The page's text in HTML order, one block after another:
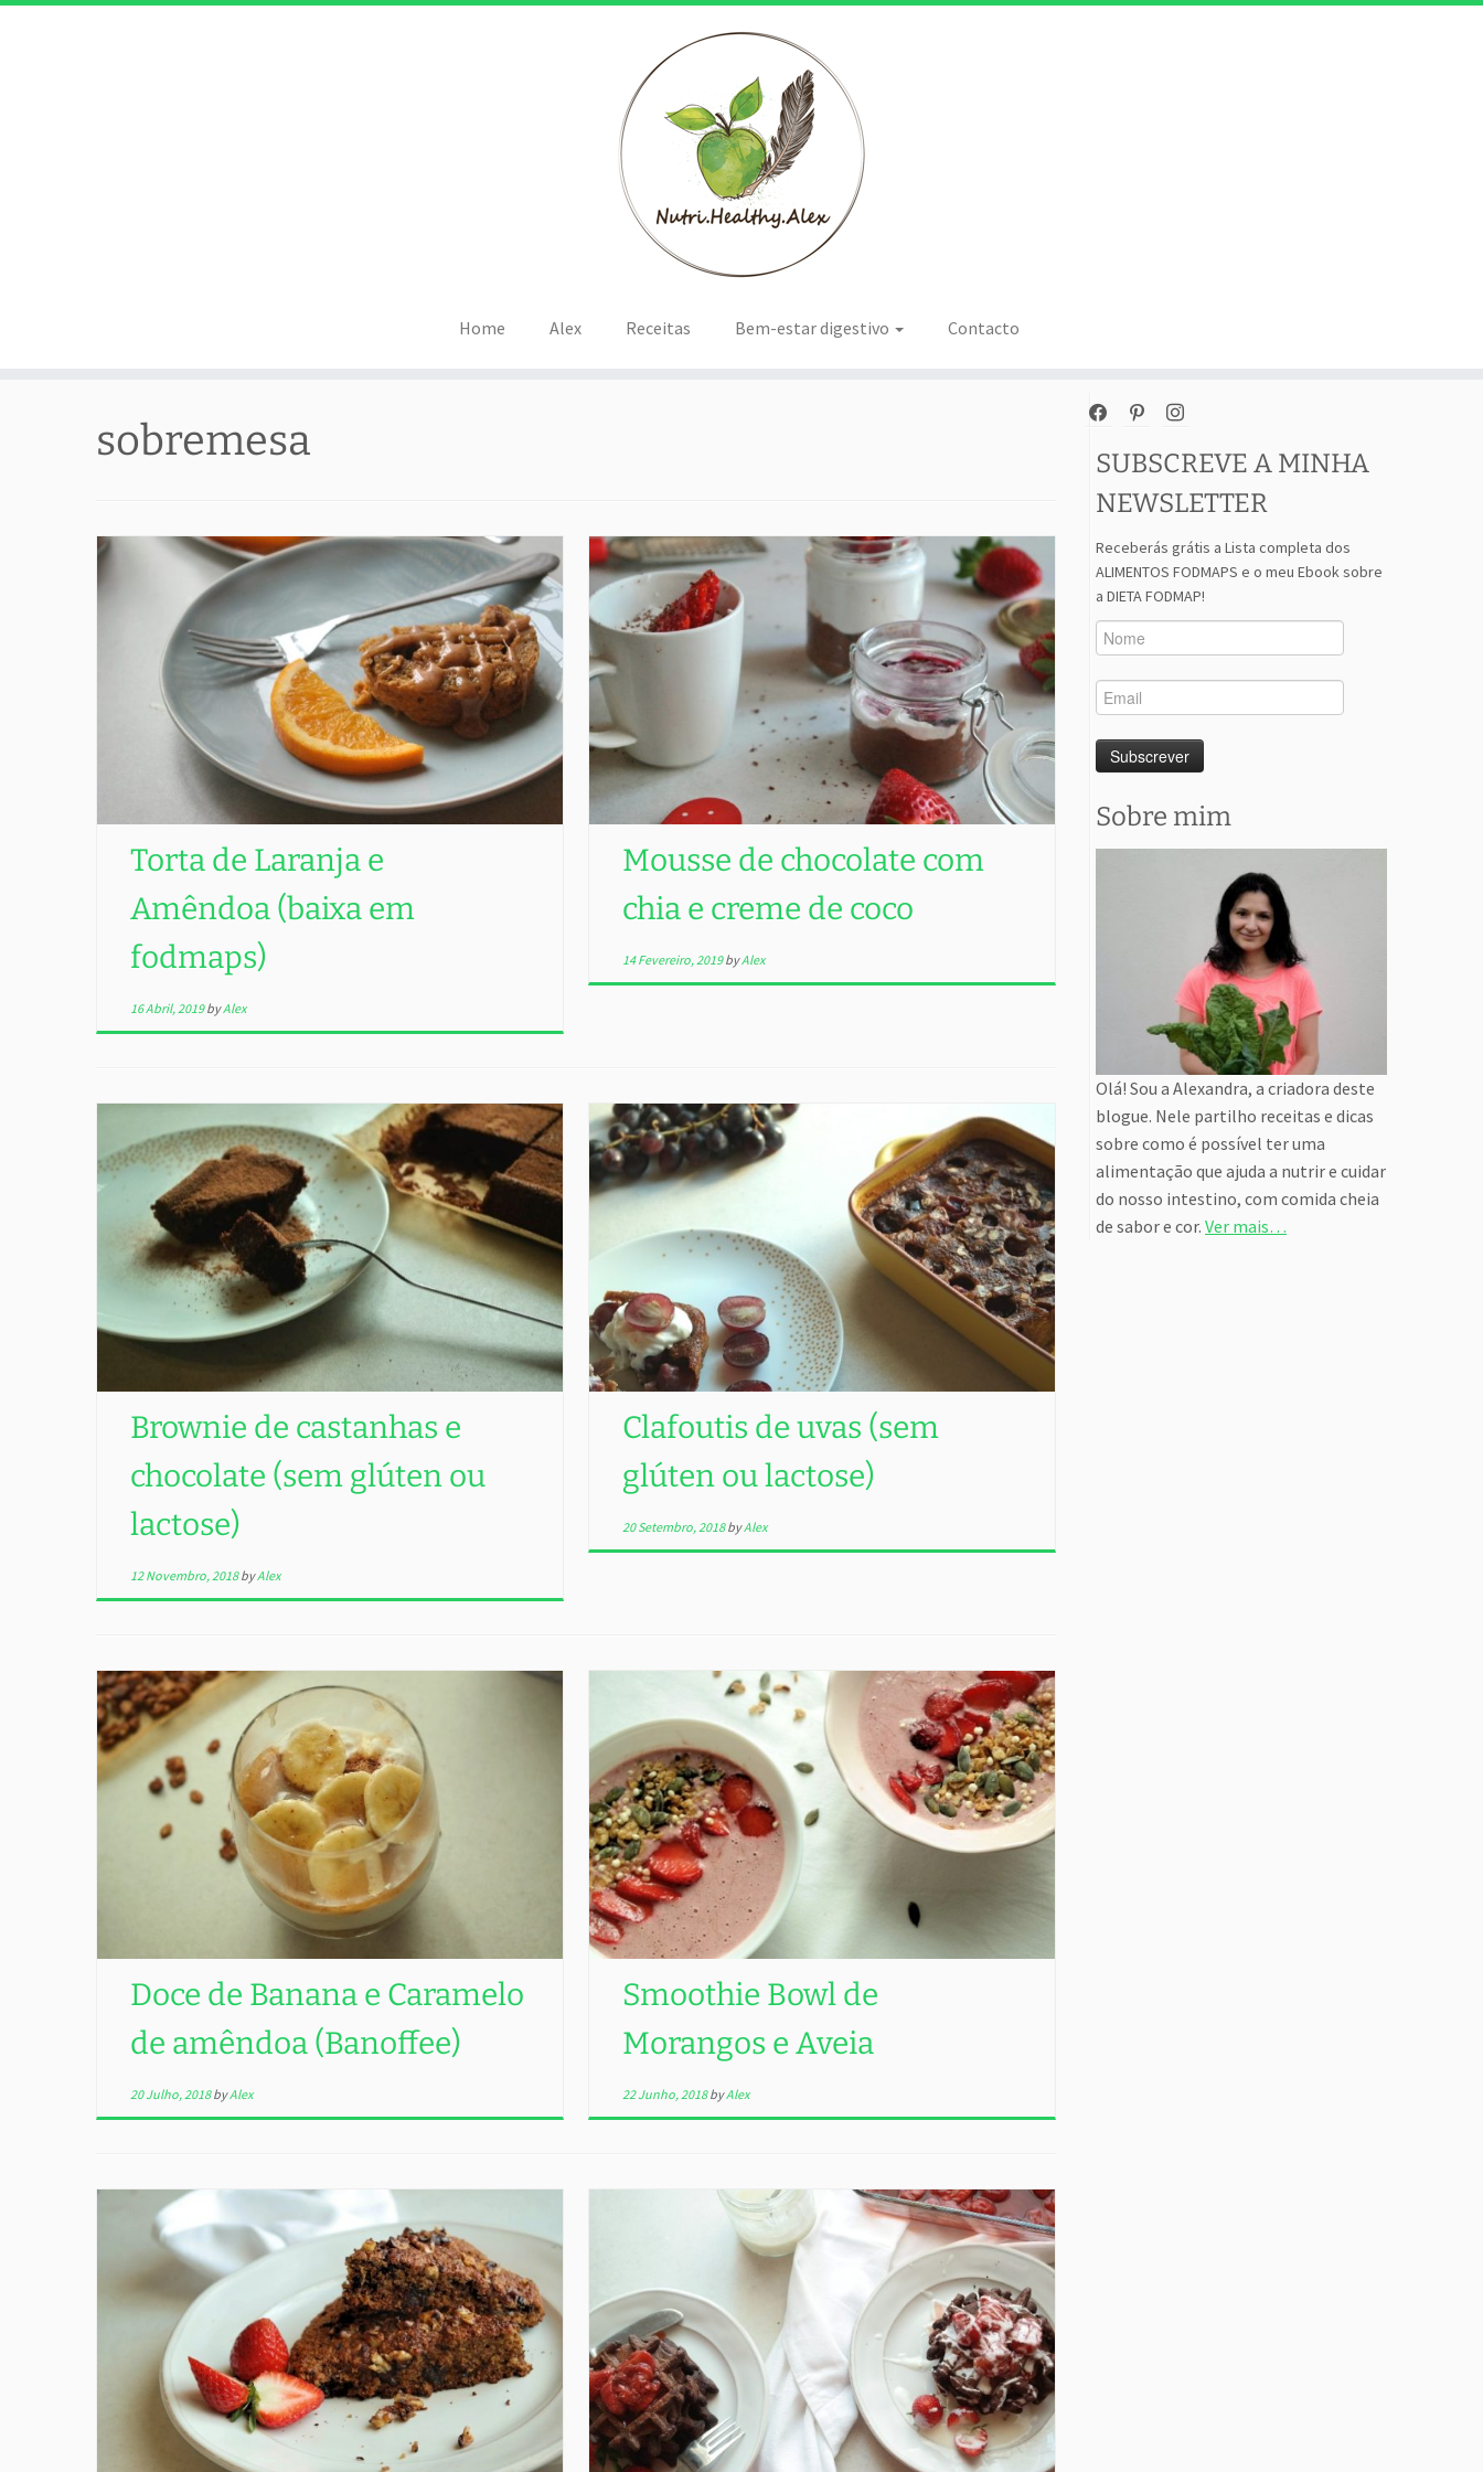
Home Alex Receitas Bem-estar digestivo Contacto
sobremesa
Torta de Laranja e
Amêndoa (baixa em
fodmaps)
16 Abril, 2019 byAlex
Mousse de chocolate com
chia e creme de coco
14 Fevereiro, 2019 byAlex
Brownie de castanhas e
chocolate (sem glúten ou
lactose)
12 Novembro, 2018 byAlex
Clafoutis de uvas (sem
glúten ou lactose)
20 Setembro, 2018 byAlex
Doce de Banana e Caramelo
de amêndoa (Banoffee)
20 Julho, 2018 byAlex
Smoothie Bowl de
Morangos e Aveia
22 Junho, 2018 byAlex
facebookpinterestinstagram
SUBSCREVE A MINHA
NEWSLETTER
Receberás grátis a Lista completa dos
ALIMENTOS FODMAPS e o meu Ebook sobre
a DIETA FODMAP!
Sobre mim
Olá! Sou a Alexandra, a criadora deste
blogue. Nele partilho receitas e dicas
sobre como é possível ter uma
alimentação que ajuda a nutrir e cuidar
do nosso intestino, com comida cheia
de sabor e cor. Ver mais…